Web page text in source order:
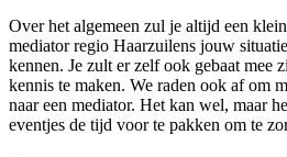
Over het algemeen zul je altijd een
mediator regio Haarzuilens jouw
kennen. Je zult er zelf ook gebaat mee
kennis te maken. We raden ook af om
naar een mediator. Het kan wel, maar
eventjes de tijd voor te pakken om te